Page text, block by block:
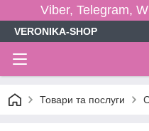
Viber, Telegram,
VERONIKA-SHOP
Товари та послуги